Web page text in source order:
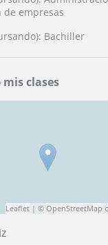
de empresas
Bachiller
clases
Leaflet | ©OpenStreetMap